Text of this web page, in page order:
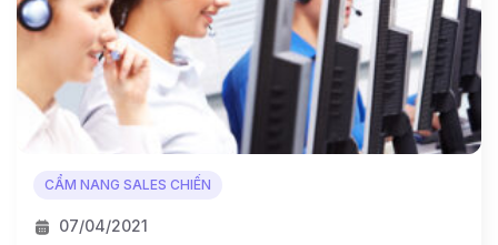
CẨM NANG SALES CHIẾN
07/04/2021